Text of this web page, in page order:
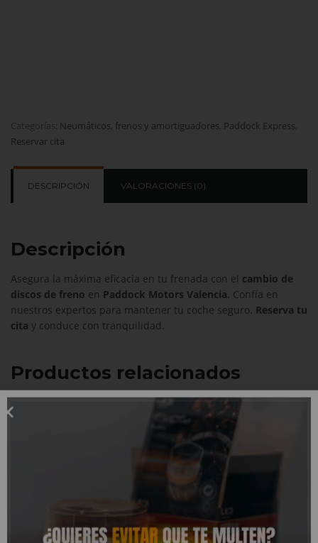
Categorías: Neumáticos, frenos y amortiguadores, Paddock Express,
Reservar cita
DESCRIPCIÓN VALORACIONES (0)
Descripción
Asegura la máxima eficacia en tu frenada con el cambio de
discos de freno en Paddock Motors Valencia . Confía en
nuestros expertos para mantener tu coche seguro. Reserva tu
cita y conduce con tranquilidad.
Productos relacionados